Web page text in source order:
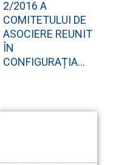
2/2016 A
COMITETULUI DE
ASOCIERE REUNIT
ÎN
CONFIGURAȚIA...